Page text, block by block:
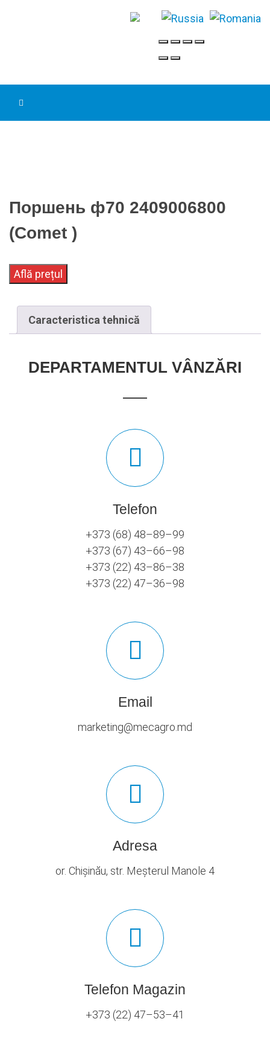
Поршень ф70 2409006800
(Comet )
Află prețul
Caracteristica tehnică
DEPARTAMENTUL VÂNZĂRI
Telefon
+373 (68) 48–89–99
+373 (67) 43–66–98
+373 (22) 43–86–38
+373 (22) 47–36–98
Email
marketing@mecagro.md
Adresa
or. Chișinău, str. Meșterul Manole 4
Telefon Magazin
+373 (22) 47–53–41